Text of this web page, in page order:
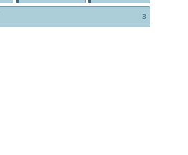
3